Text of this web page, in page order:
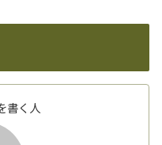
書く人